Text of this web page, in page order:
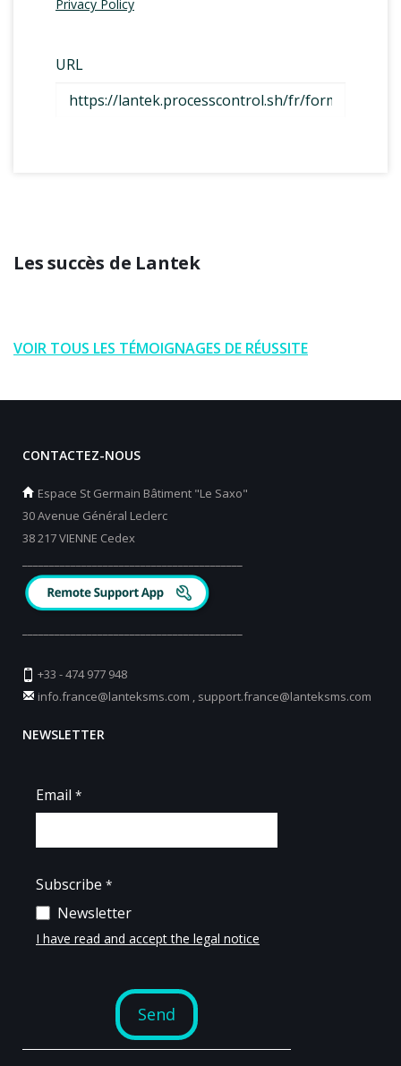
Les succès de Lantek
VOIR TOUS LES TÉMOIGNAGES DE RÉUSSITE
CONTACTEZ-NOUS
Espace St Germain Bâtiment "Le Saxo"
30 Avenue Général Leclerc
38 217 VIENNE Cedex
+33 - 474 977 948
info.france@lanteksms.com , support.france@lanteksms.com
NEWSLETTER